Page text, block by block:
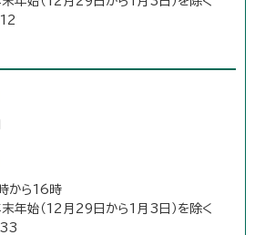
から16時
末年始（12月29日から1月3日）を除く